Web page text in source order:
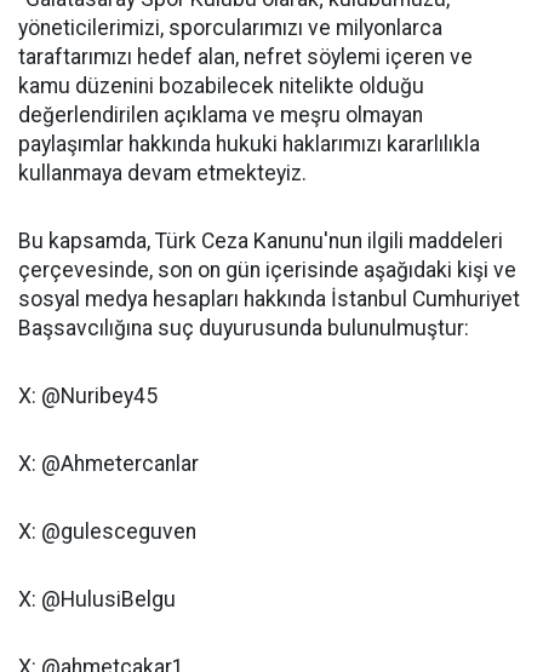
yöneticilerimizi, sporcularımızı ve milyonlarca
taraftarımızı hedef alan, nefret söylemi içeren ve
kamu düzenini bozabilecek nitelikte olduğu
değerlendirilen açıklama ve meşru olmayan
paylaşımlar hakkında hukuki haklarımızı kararlılıkla
kullanmaya devam etmekteyiz.
Bu kapsamda, Türk Ceza Kanunu'nun ilgili maddeleri
çerçevesinde, son on gün içerisinde aşağıdaki kişi ve
sosyal medya hesapları hakkında İstanbul Cumhuriyet
Başsavcılığına suç duyurusunda bulunulmuştur:
X: @Nuribey45
X: @Ahmetercanlar
X: @gulesceguven
X: @HulusiBelgu